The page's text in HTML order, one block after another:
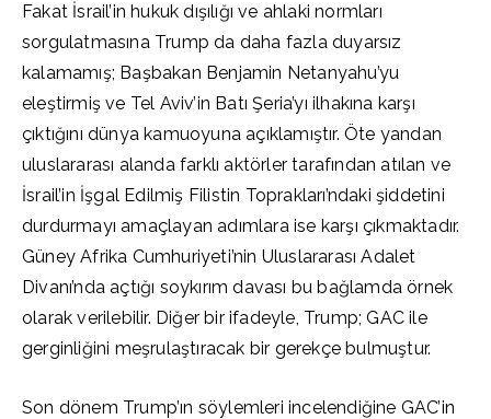
Fakat İsrail’in hukuk dışılığı ve ahlaki normları
sorgulatmasına Trump da daha fazla duyarsız
kalamamış; Başbakan Benjamin Netanyahu’yu
eleştirmiş ve Tel Aviv’in Batı Şeria’yı ilhakına karşı
çıktığını dünya kamuoyuna açıklamıştır. Öte yandan
uluslararası alanda farklı aktörler tarafından atılan ve
İsrail’in İşgal Edilmiş Filistin Toprakları’ndaki şiddetini
durdurmayı amaçlayan adımlara ise karşı çıkmaktadır.
Güney Afrika Cumhuriyeti’nin Uluslararası Adalet
Divanı’nda açtığı soykırım davası bu bağlamda örnek
olarak verilebilir. Diğer bir ifadeyle, Trump; GAC ile
gerginliğini meşrulaştıracak bir gerekçe bulmuştur.
Son dönem Trump’ın söylemleri incelendiğine GAC’in